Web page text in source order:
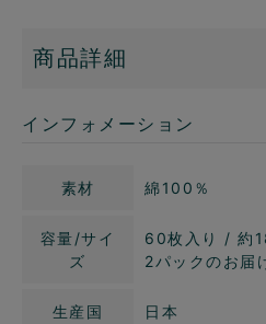
商品詳細
インフォメーション
素材 綿100％
容量/サイ
ズ
60枚入り / 約
2パックのお届
生産国 日本